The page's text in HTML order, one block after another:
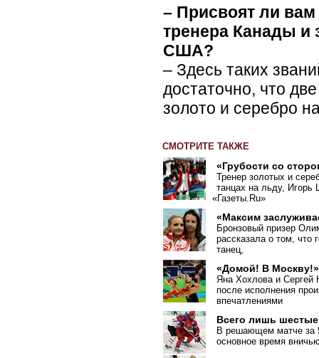
– Присвоят ли вам
тренера Канады и
США?
– Здесь таких
достаточно, что
золото и серебро
СМОТРИТЕ ТАКЖЕ
«Грубости со
Тренер золотых и
танцах на льду, Игорь
«Газеты.Ru»
«Максим
Бронзовый призер
рассказала о том, что
танец,
«Домой! В Москву!»
Яна Хохлова и Сергей
после исполнения
впечатлениями
Всего лишь шестые
В решающем матче за
основное время